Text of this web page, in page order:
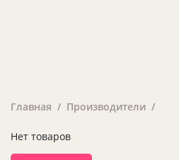
Главная Производители
Нет товаров